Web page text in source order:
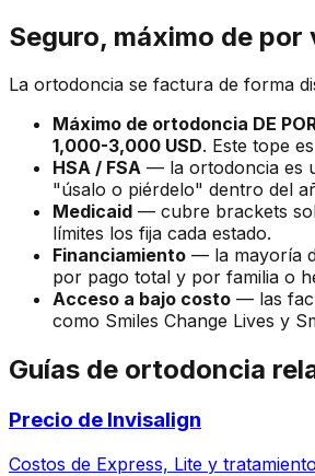
Seguro, máximo de por
La ortodoncia se factura de forma
Máximo de ortodoncia DE
1,000-3,000 USD. Este tope
HSA / FSA — la ortodoncia es
"úsalo o piérdelo" dentro del
Medicaid — cubre brackets
límites los fija cada estado.
Financiamiento — la mayoría
por pago total y por familia o
Acceso a bajo costo — las
como Smiles Change Lives y
Guías de ortodoncia
Precio de Invisalign
Costos de Express, Lite y